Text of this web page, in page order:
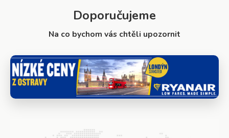
Doporučujeme
Na co bychom vás chtěli upozornit